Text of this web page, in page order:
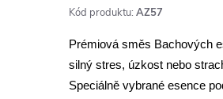
Kód produktu: AZ57
Prémiová směs Bachových
silný stres, úzkost nebo
Speciálně vybrané esence